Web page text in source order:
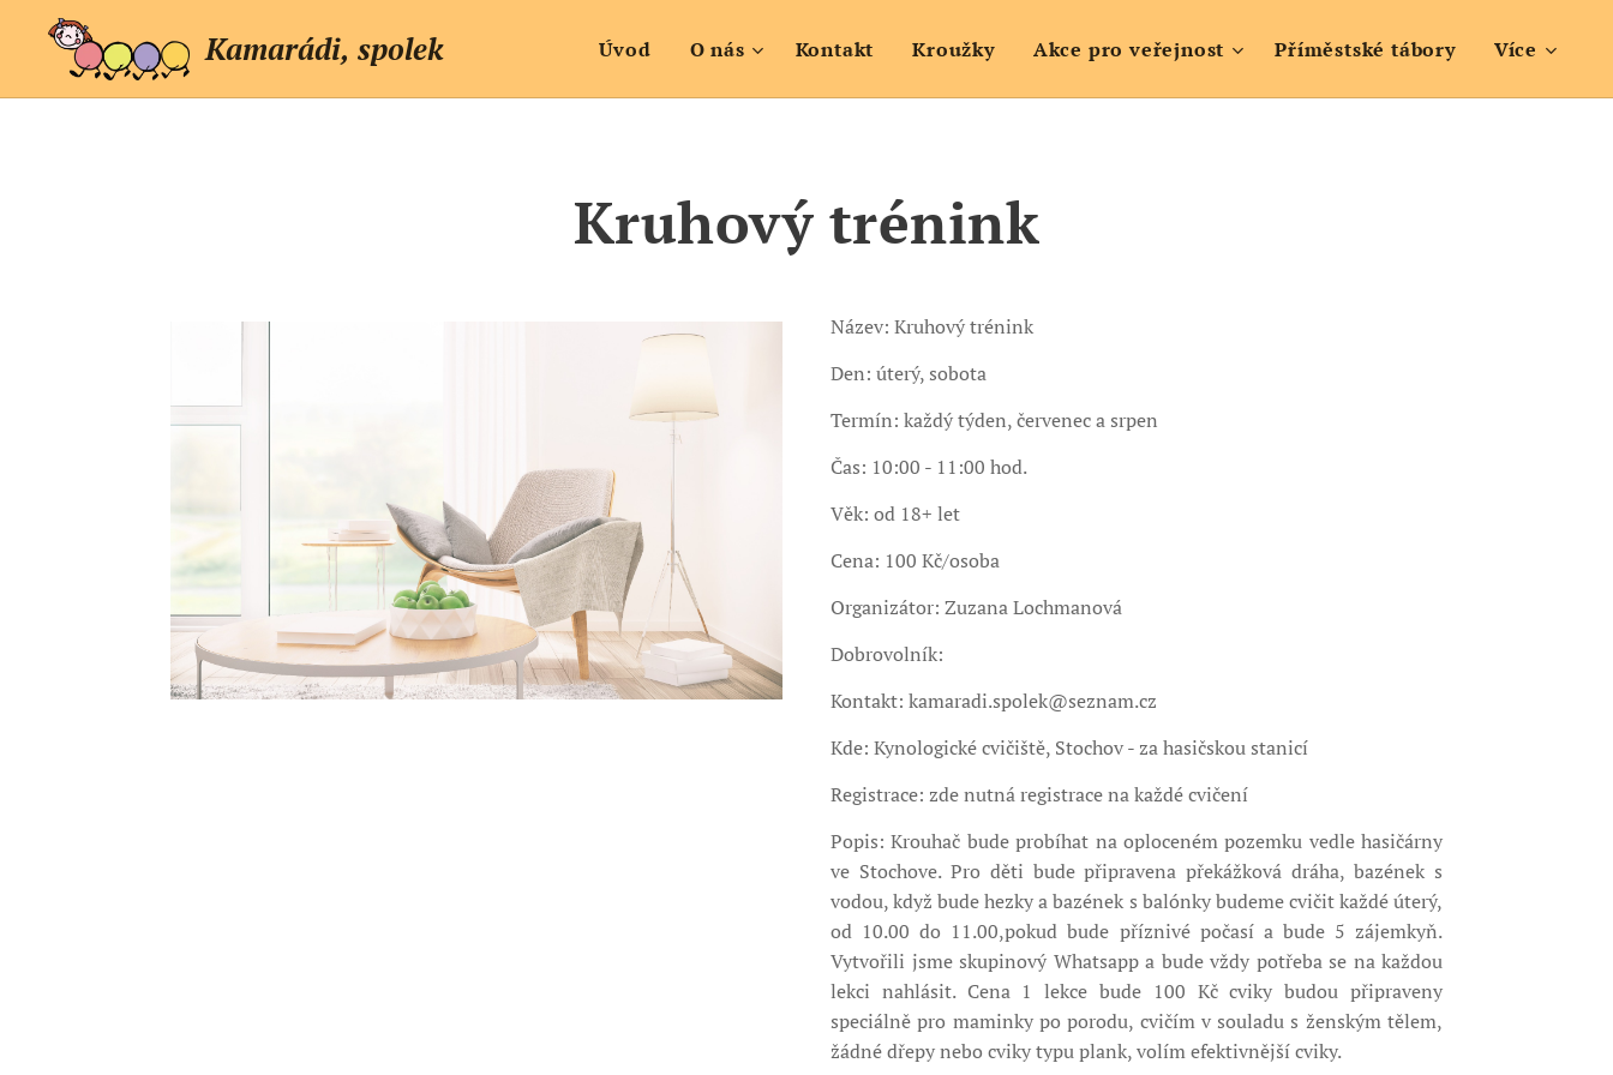
Kamarádi, spolek Úvod O nás Kontakt Kroužky Akce pro veřejnost Příměstské tábory Více
Kruhový trénink
Název: Kruhový trénink
Den: úterý, sobota
Termín: každý týden, červenec a srpen
Čas: 10:00 - 11:00 hod.
Věk: od 18+ let
Cena: 100 Kč/osoba
Organizátor: Zuzana Lochmanová
Dobrovolník:
Kontakt: kamaradi.spolek@seznam.cz
Kde: Kynologické cvičiště, Stochov - za hasičskou stanicí
Registrace: zde nutná registrace na každé cvičení
Popis: Krouhač bude probíhat na oploceném pozemku vedle hasičárny
ve Stochove. Pro děti bude připravena překážková dráha, bazének s
vodou, když bude hezky a bazének s balónky budeme cvičit každé úterý,
od 10.00 do 11.00,pokud bude příznivé počasí a bude 5 zájemkyň.
Vytvořili jsme skupinový Whatsapp a bude vždy potřeba se na každou
lekci nahlásit. Cena 1 lekce bude 100 Kč cviky budou připraveny
speciálně pro maminky po porodu, cvičím v souladu s ženským tělem,
žádné dřepy nebo cviky typu plank, volím efektivnější cviky.